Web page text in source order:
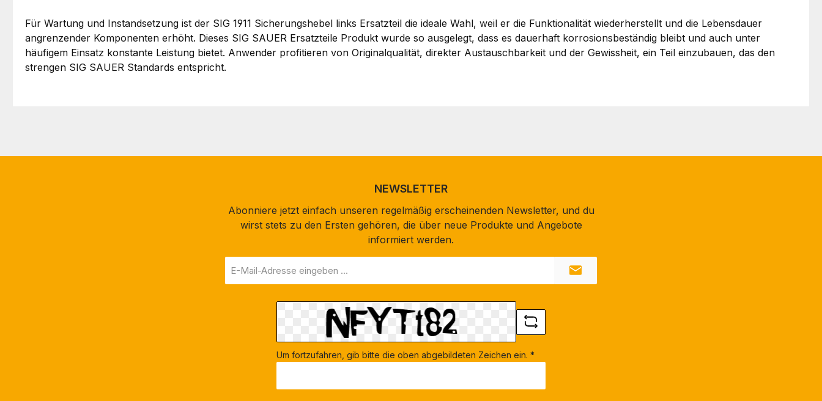
Für Wartung und Instandsetzung ist der SIG 1911 Sicherungshebel links Ersatzteil die ideale Wahl, weil er die Funktionalität wiederherstellt und die Lebensdauer
angrenzender Komponenten erhöht. Dieses SIG SAUER Ersatzteile Produkt wurde so ausgelegt, dass es dauerhaft korrosionsbeständig bleibt und auch unter
häufigem Einsatz konstante Leistung bietet. Anwender profitieren von Originalqualität, direkter Austauschbarkeit und der Gewissheit, ein Teil einzubauen, das den
strengen SIG SAUER Standards entspricht.
NEWSLETTER
Abonniere jetzt einfach unseren regelmäßig erscheinenden Newsletter, und du
wirst stets zu den Ersten gehören, die über neue Produkte und Angebote
informiert werden.
Mail-
Um fortzufahren, gib bitte die oben abgebildeten Zeichen ein. *